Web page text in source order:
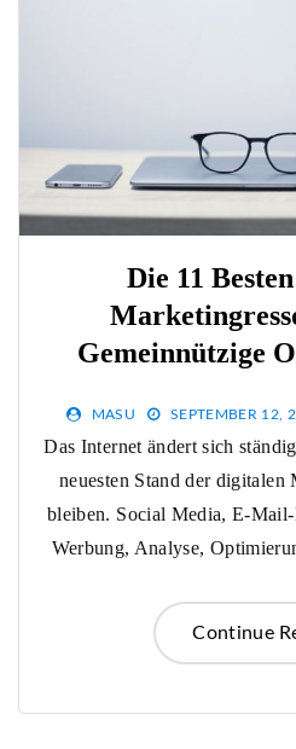
Die 11
Gemeinnützige
MASU SEPTEMBER 12,
Das Internet ändert sich ständig – es ist wichtig, auf dem
neuesten Stand der digitalen
bleiben. Social Media, E-
Werbung, Analyse,
Continue